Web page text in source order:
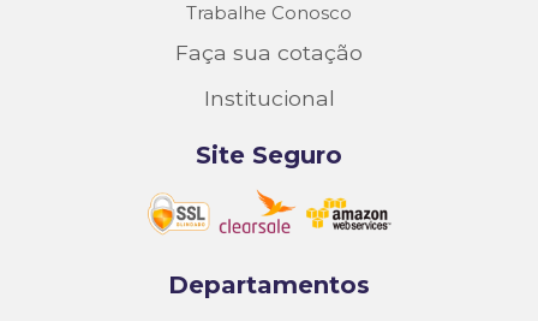
Trabalhe Conosco
Faça sua cotação
Institucional
Site Seguro
Departamentos